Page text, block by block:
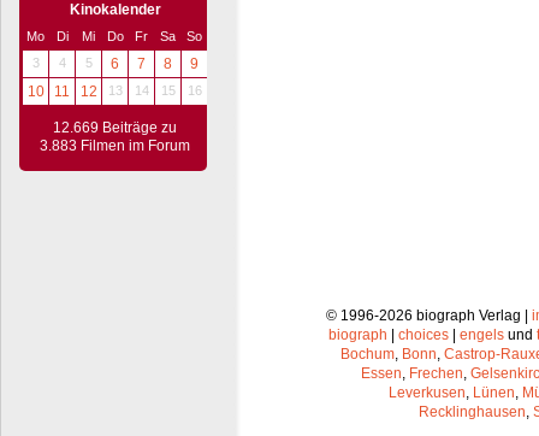
Kinokalender
Mo Di Mi Do Fr Sa
So
3
4 5 6 7 8
9
10
11 12 13 14 15 16
12.669 Beiträge zu
3.883 Filmen im Forum
© 1996-2026 biograph Verlag |
biograph
choices engels und
Bochum, Bonn, Castrop-
Essen, Frechen,
Leverkusen, Lünen,
Recklinghausen,